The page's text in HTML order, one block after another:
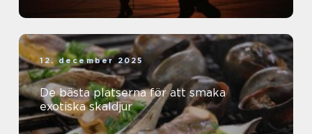
12. december 2025
De bästa platserna för att smaka
exotiska skaldjur